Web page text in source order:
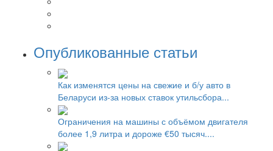
Опубликованные статьи
Как изменятся цены на свежие и б/у авто в
Беларуси из-за новых ставок утильсбора...
Ограничения на машины с объёмом двигателя
более 1,9 литра и дороже €50 тысяч....